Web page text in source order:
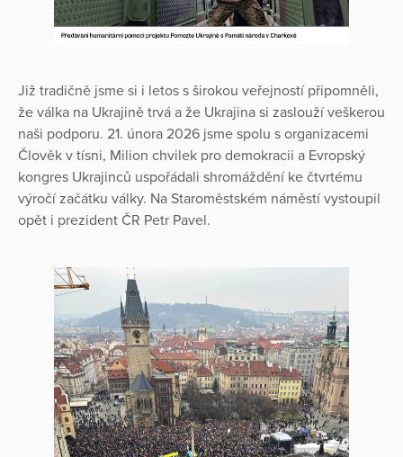
Již tradičně jsme si i letos s širokou veřejností připomněli,
že válka na Ukrajině trvá a že Ukrajina si zaslouží veškerou
naši podporu. 21. února 2026 jsme spolu s organizacemi
Člověk v tísni, Milion chvilek pro demokracii a Evropský
kongres Ukrajinců uspořádali shromáždění ke čtvrtému
výročí začátku války. Na Staroměstském náměstí vystoupil
opět i prezident ČR Petr Pavel.